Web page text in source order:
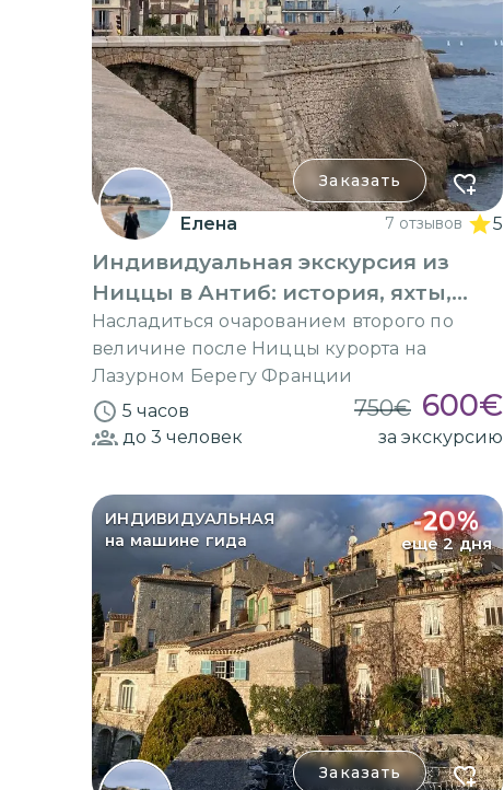
Заказать
Елена 7 отзывов 5
Индивидуальная экскурсия из
Ниццы в Антиб: история, яхты,
элита
Насладиться очарованием второго по
величине после Ниццы курорта на
Лазурном Берегу Франции
5 часов
750€ 600€
до 3 человек за экскурсию
ИНДИВИДУАЛЬНАЯ
на машине гида
-20%
еще 2 дня
Заказать